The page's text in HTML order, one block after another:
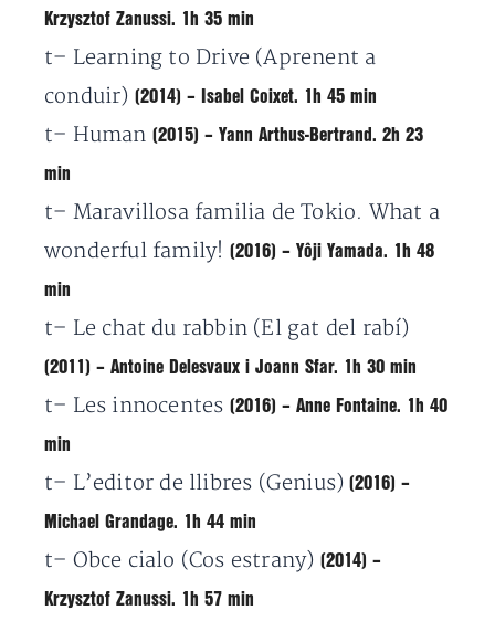
Krzysztof Zanussi. 1h 35 min
t– Learning to Drive (Aprenent a
conduir) (2014) – Isabel Coixet. 1h 45 min
t– Human (2015) – Yann Arthus-Bertrand. 2h 23
min
t– Maravillosa familia de Tokio. What a
wonderful family! (2016) – Yôji Yamada. 1h 48
min
t– Le chat du rabbin (El gat del rabí)
(2011) – Antoine Delesvaux i Joann Sfar. 1h 30 min
t– Les innocentes (2016) – Anne Fontaine. 1h 40
min
t– L’editor de llibres (Genius) (2016) –
Michael Grandage. 1h 44 min
t– Obce cialo (Cos estrany) (2014) –
Krzysztof Zanussi. 1h 57 min